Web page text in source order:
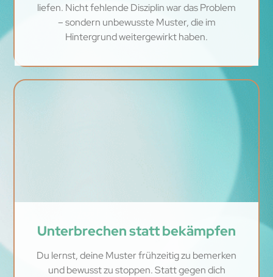
liefen. Nicht fehlende Disziplin war das Problem
– sondern unbewusste Muster, die im
Hintergrund weitergewirkt haben.
Unterbrechen statt bekämpfen
Du lernst, deine Muster frühzeitig zu bemerken
und bewusst zu stoppen. Statt gegen dich